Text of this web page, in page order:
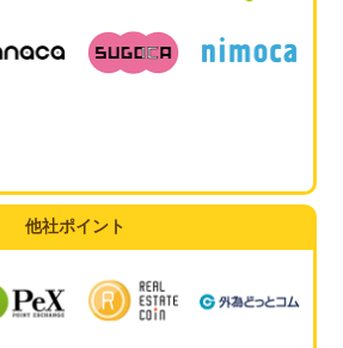
他社ポイント